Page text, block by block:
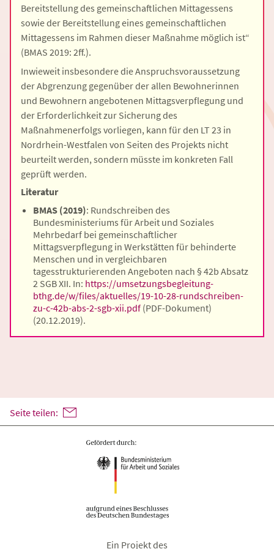
Bereitstellung des gemeinschaftlichen Mittagessens
sowie der Bereitstellung eines gemeinschaftlichen
Mittagessens im Rahmen dieser Maßnahme möglich ist“
(BMAS 2019: 2ff.).
Inwieweit insbesondere die Anspruchsvoraussetzung
der Abgrenzung gegenüber der allen Bewohnerinnen
und Bewohnern angebotenen Mittagsverpflegung und
der Erforderlichkeit zur Sicherung des
Maßnahmenerfolgs vorliegen, kann für den LT 23 in
Nordrhein-Westfalen von Seiten des Projekts nicht
beurteilt werden, sondern müsste im konkreten Fall
geprüft werden.
Literatur
BMAS (2019): Rundschreiben des
Bundesministeriums für Arbeit und Soziales
Mehrbedarf bei gemeinschaftlicher
Mittagsverpflegung in Werkstätten für behinderte
Menschen und in vergleichbaren
tagesstrukturierenden Angeboten nach § 42b Absatz
2 SGB XII. In: https://umsetzungsbegleitung-
bthg.de/w/files/aktuelles/19-10-28-rundschreiben-
zu-c-42b-abs-2-sgb-xii.pdf (PDF-Dokument)
(20.12.2019).
Seite teilen:
Ein Projekt des